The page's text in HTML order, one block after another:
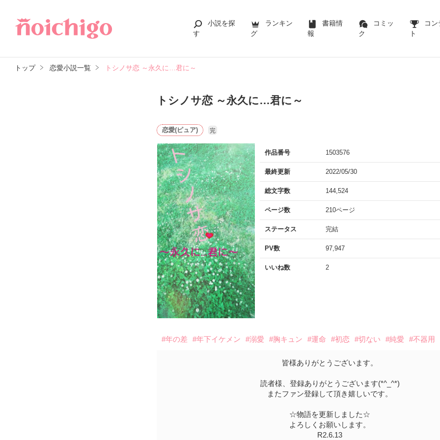
小説を探
す
ランキン
グ
書籍情
報
コミッ
ク
コ
ト
トップ 恋愛小説一覧 トシノサ恋 ～永久に…君に～
トシノサ恋 ～永久に…君に～
恋愛(ピュア) 完
作品番号 1503576
最終更新 2022/05/30
総文字数 144,524
ページ数 210ページ
ステータス 完結
PV数 97,947
いいね数 2
#年の差 #年下イケメン #溺愛 #胸キュン #運命 #初恋 #切ない #純愛 #不器用
皆様ありがとうございます。
読者様、登録ありがとうございます(*^_^*)
またファン登録して頂き嬉しいです。
☆物語を更新しました☆
よろしくお願いします。
R2.6.13